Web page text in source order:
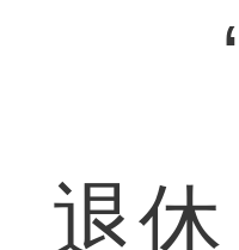
“
退